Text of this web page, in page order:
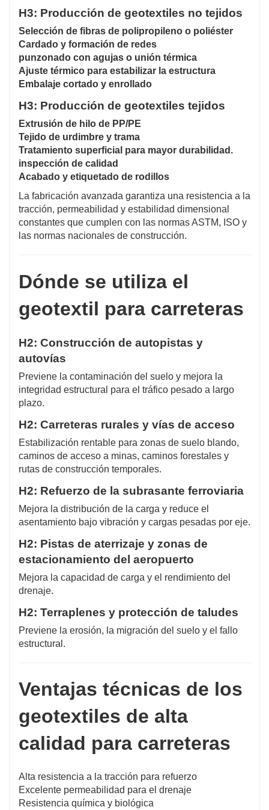
H3: Producción de geotextiles no tejidos
Selección de fibras de polipropileno o poliéster
Cardado y formación de redes
punzonado con agujas o unión térmica
Ajuste térmico para estabilizar la estructura
Embalaje cortado y enrollado
H3: Producción de geotextiles tejidos
Extrusión de hilo de PP/PE
Tejido de urdimbre y trama
Tratamiento superficial para mayor durabilidad.
inspección de calidad
Acabado y etiquetado de rodillos
La fabricación avanzada garantiza una resistencia a la
tracción, permeabilidad y estabilidad dimensional
constantes que cumplen con las normas ASTM, ISO y
las normas nacionales de construcción.
Dónde se utiliza el
geotextil para carreteras
H2: Construcción de autopistas y
autovías
Previene la contaminación del suelo y mejora la
integridad estructural para el tráfico pesado a largo
plazo.
H2: Carreteras rurales y vías de acceso
Estabilización rentable para zonas de suelo blando,
caminos de acceso a minas, caminos forestales y
rutas de construcción temporales.
H2: Refuerzo de la subrasante ferroviaria
Mejora la distribución de la carga y reduce el
asentamiento bajo vibración y cargas pesadas por eje.
H2: Pistas de aterrizaje y zonas de
estacionamiento del aeropuerto
Mejora la capacidad de carga y el rendimiento del
drenaje.
H2: Terraplenes y protección de taludes
Previene la erosión, la migración del suelo y el fallo
estructural.
Ventajas técnicas de los
geotextiles de alta
calidad para carreteras
Alta resistencia a la tracción para refuerzo
Excelente permeabilidad para el drenaje
Resistencia química y biológica